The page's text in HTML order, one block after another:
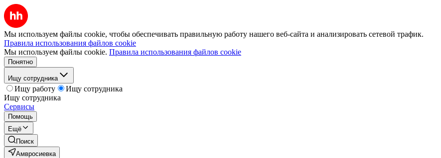
Мы используем файлы cookie, чтобы обеспечивать правильную работу нашего веб-сайта и анализировать сетевой трафик.
Правила использования файлов cookie
Мы используем файлы cookie. Правила использования файлов cookie
Понятно
Ищу сотрудника
Ищу работу
Ищу сотрудника
Ищу сотрудника
Сервисы
Помощь
Ещё
Поиск
Амвросиевка